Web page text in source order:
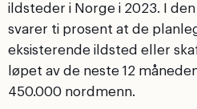
ildsteder i Norge i 2023. I
svarer ti prosent at de
eksisterende ildsted eller
løpet av de neste 12
450.000 nordmenn.